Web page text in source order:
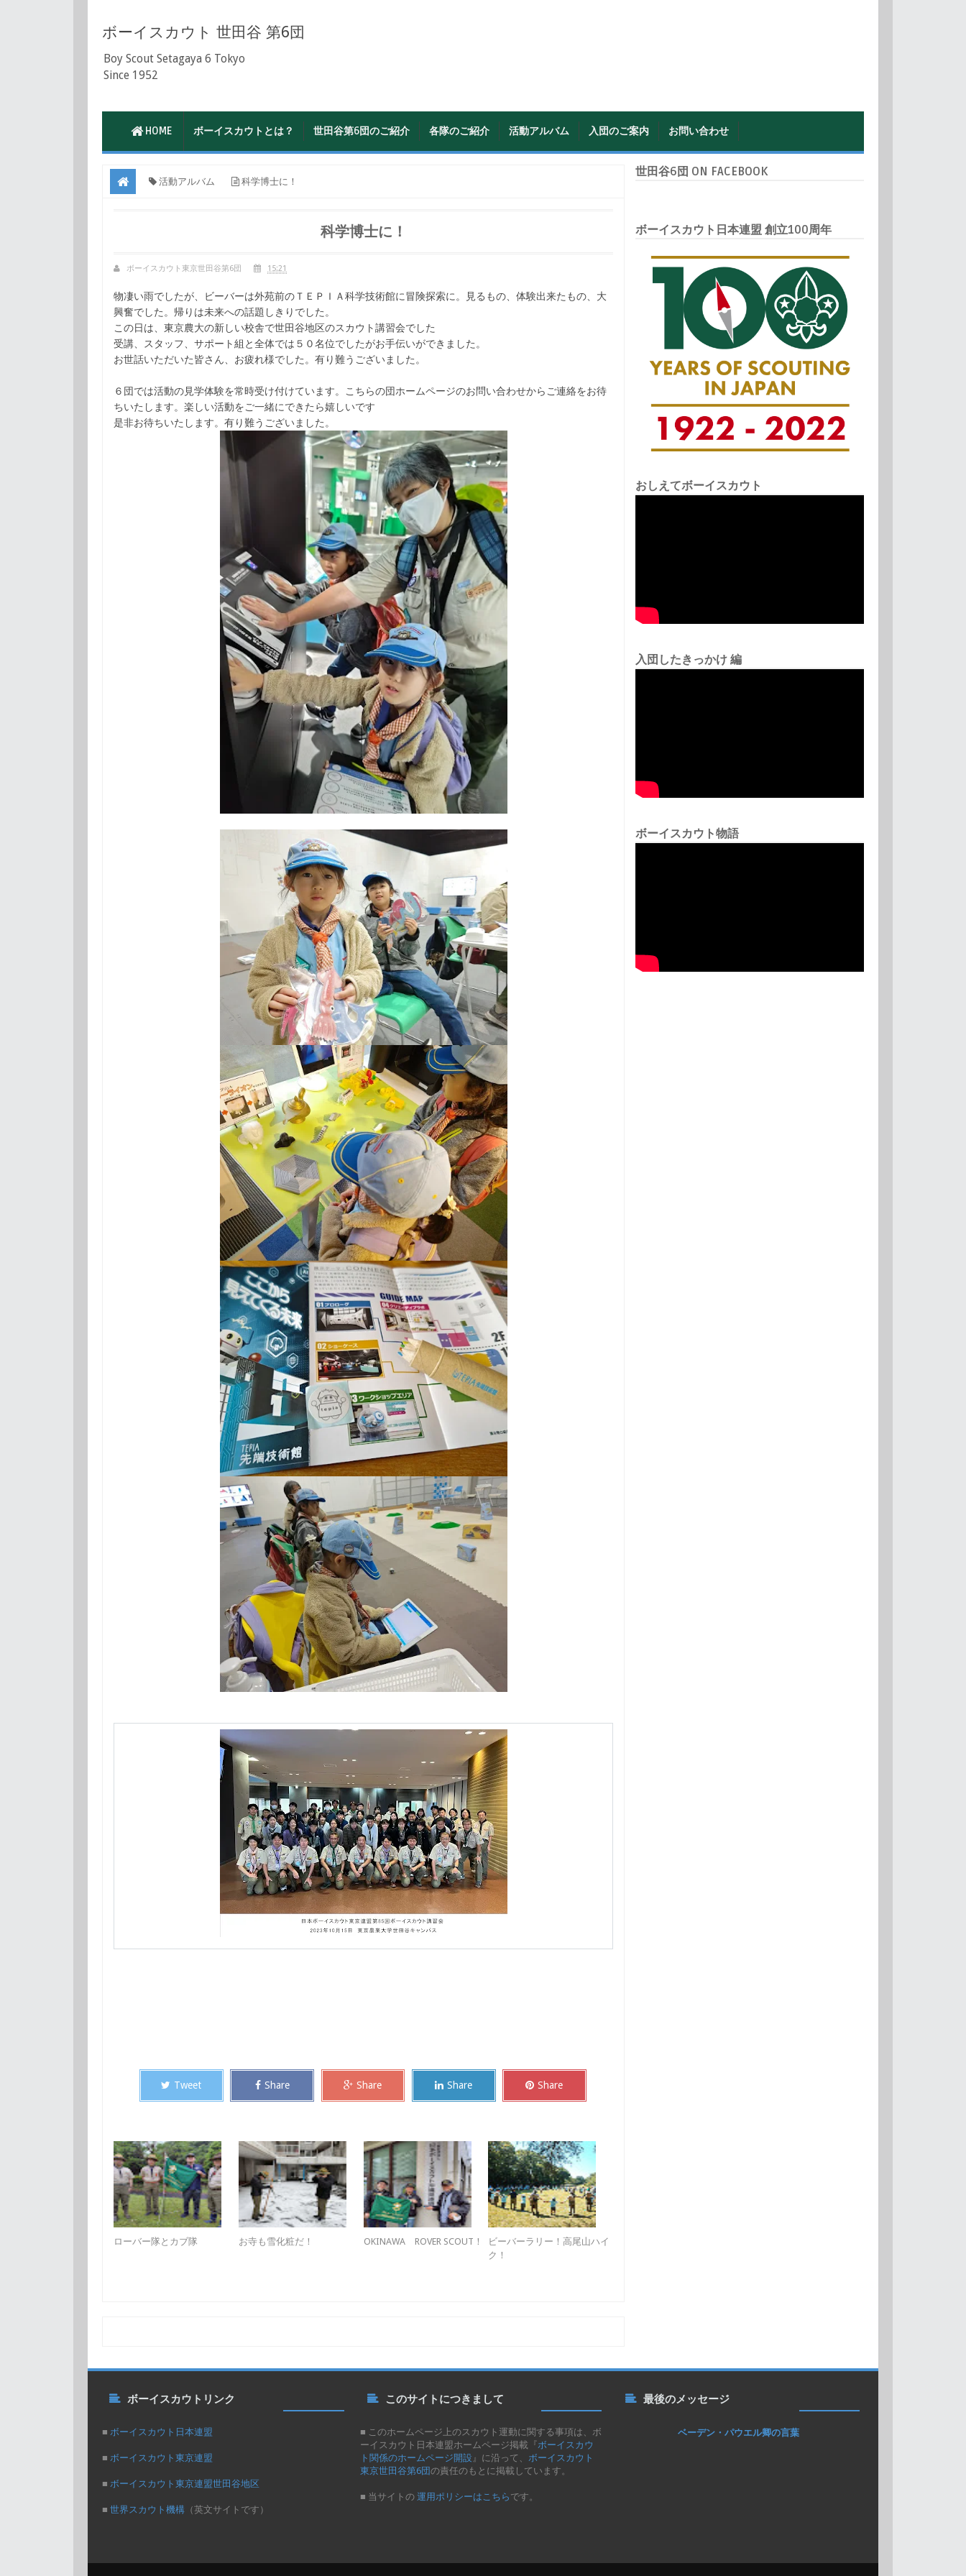
ボーイスカウト 世田谷 第6団
Boy Scout Setagaya 6 Tokyo
Since 1952
HOME ボーイスカウトとは？ 世田谷第6団のご紹介 各隊のご紹介 活動アルバム 入団のご案内 お問い合わせ
活動アルバム 科学博士に！
科学博士に！
ボーイスカウト東京世田谷第6団 15:21
物凄い雨でしたが、ビーバーは外苑前のＴＥＰＩＡ科学技術館に冒険探索に。見るもの、体験出来たもの、大
興奮でした。帰りは未来への話題しきりでした。
この日は、東京農大の新しい校舎で世田谷地区のスカウト講習会でした
受講、スタッフ、サポート組と全体では５０名位でしたがお手伝いができました。
お世話いただいた皆さん、お疲れ様でした。有り難うございました。
６団では活動の見学体験を常時受け付けています。こちらの団ホームページのお問い合わせからご連絡をお待
ちいたします。楽しい活動をご一緒にできたら嬉しいです
是非お待ちいたします。有り難うございました。
Tweet Share Share Share Share
ローバー隊とカブ隊 お寺も雪化粧だ！ OKINAWA ROVER SCOUT！
ビーバーラリー！高尾山ハイ
ク！
世田谷6団 ON FACEBOOK
ボーイスカウト日本連盟 創立100周年
おしえてボーイスカウト
入団したきっかけ 編
ボーイスカウト物語
ボーイスカウトリンク
■ ボーイスカウト日本連盟
■ ボーイスカウト東京連盟
■ ボーイスカウト東京連盟世田谷地区
■ 世界スカウト機構 （英文サイトです）
このサイトにつきまして
■ このホームページ上のスカウト運動に関する事項は、ボ
ーイスカウト日本連盟ホームページ掲載『ボーイスカウ
ト関係のホームページ開設』に沿って、 ボーイスカウト
東京世田谷第6団の責任のもとに掲載しています。
■ 当サイトの運用ポリシーはこちら です。
最後のメッセージ
ベーデン・パウエル卿の言葉